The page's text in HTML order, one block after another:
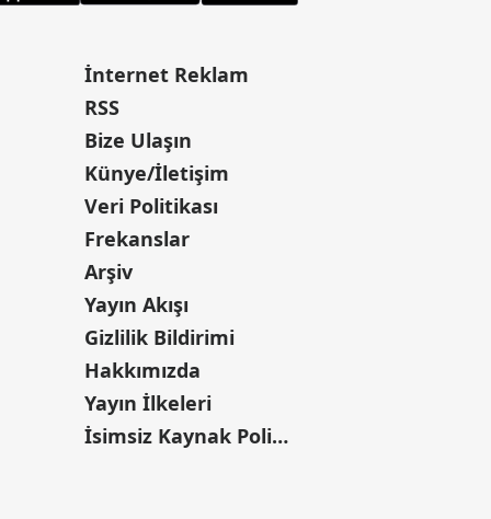
İnternet Reklam
RSS
Bize Ulaşın
Künye/İletişim
Veri Politikası
Frekanslar
Arşiv
Yayın Akışı
Gizlilik Bildirimi
Hakkımızda
Yayın İlkeleri
İsimsiz Kaynak Politikası